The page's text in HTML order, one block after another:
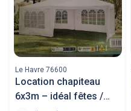
Le Havre 76600
Location chapiteau
6x3m – idéal fêtes /